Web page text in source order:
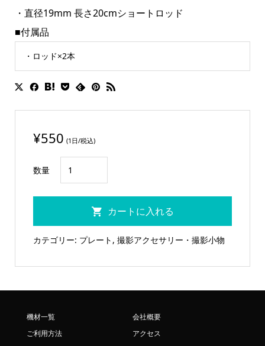
・直径19mm 長さ20cmショートロッド
■付属品
・ロッド×2本
¥550 (1日/税込)
数量
Φ19
ロ
個
カートに入れる
カテゴリー: プレート , 撮影アクセサリー・撮影小物
機材一覧
ご利用方法
会社概要
アクセス